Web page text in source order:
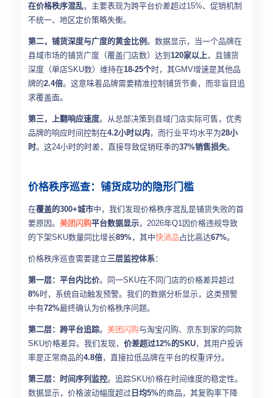
在价格秩序混乱，主要表现为跨平台价差超过15%、促销机制
不统一、地区定价策略失衡。
第二，铺货深度与广度的黄金比例。数据显示，当一个品牌在
县域市场的铺货广度（覆盖门店数）达到 120家以上，且铺货
深度（单店SKU数）维持在18-25个时，其GMV增速是其他品
牌的2.4倍。这意味着品牌需要精准控制铺货节奏，而非盲目追
求覆盖面。
第三，上翻响应速度。从总部决策到县域门店实际可售，优秀
品牌的响应时间控制在4.2小时以内，而行业平均水平为28小
时。这24小时的时差，直接导致促销旺季的37%销售损失。
价格秩序巡查：铺货成功的隐形门槛
在覆盖的300+城市中，我们发现价格秩序混乱是铺货失败的首
要原因。 美团闪购平台数据显示，2026年Q1因价格违规导致
的下架SKU数量同比增长89%，其中快消品 占比高达67%。
价格秩序巡查需要建立三层监控体系：
第一层：平台内比价。同一SKU在不同门店的价格差异超过
8%时，系统自动触发预警。我们的数据分析显示，这类预警
中有72%最终确认为价格秩序问题。
第二层：跨平台追踪。 美团闪购与淘宝闪购、京东到家的同款
SKU价格差异。我们发现， 价差超过12%的SKU，其用户投诉
率是正常商品的4.8倍，直接拉低品牌在平台的权重评分。
第三层：时间序列监控。追踪SKU价格在时间维度的稳定性。
数据显示，价格波动幅度超过 日均5%的商品，其复购率下降